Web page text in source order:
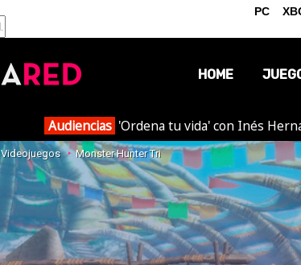
HOME
Audiencias 'Ordena tu vida' con Inés
Videojuegos Monster Hunter Tri
PC